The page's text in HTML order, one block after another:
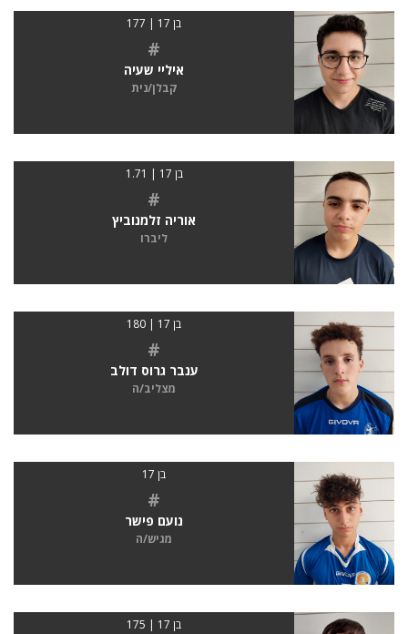
בן 17 | 177
#
איליי שעיה
קבלן/נית
בן 17 | 1.71
#
אוריה זלמנוביץ
ליברו
בן 17 | 180
#
ענבר גרוס דולב
מצליב/ה
בן 17
#
נועם פישר
מגיש/ה
בן 17 | 175